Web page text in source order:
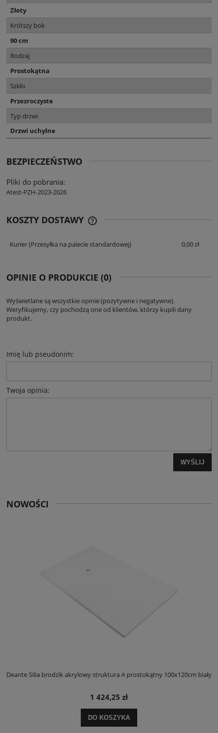
Złoty
Krótszy bok
90 cm
Rodzaj
Prostokątna
Szkło
Przezroczyste
Typ drzwi
Drzwi uchylne
BEZPIECZEŃSTWO
Pliki do pobrania:
Atest-PZH-2023-2026
KOSZTY DOSTAWY
Kurier(Przesyłka na palecie standardowej) 0,00 zł
OPINIE O PRODUKCIE (0)
Wyświetlane są wszystkie opinie (pozytywne i negatywne).
Weryfikujemy, czy pochodzą one od klientów, którzy kupili dany
produkt.
Imię lub pseudonim:
Twoja opinia:
WYŚLIJ
NOWOŚCI
Deante Silia brodzik akrylowy struktura A prostokątny 100x120cm biały
1 424,25 zł
DO KOSZYKA